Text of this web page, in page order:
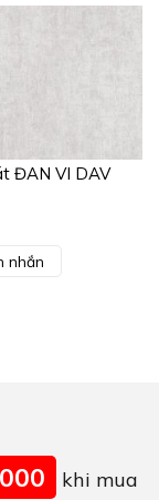
ĐAN VI DAV
nhắn
khi mua